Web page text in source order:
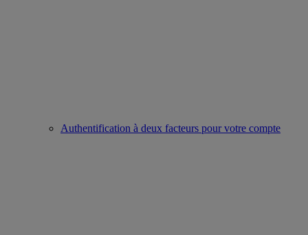
Authentification à deux facteurs pour votre compte